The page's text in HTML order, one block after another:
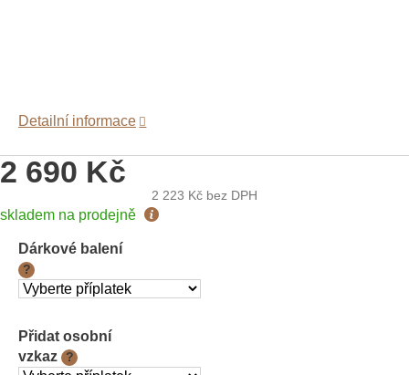
2 690 Kč
2 223 Kč bez DPH
Měrná
skladem na prodejně
Dárkové balení
?
Přidat osobní
vzkaz
?
Detailní informace